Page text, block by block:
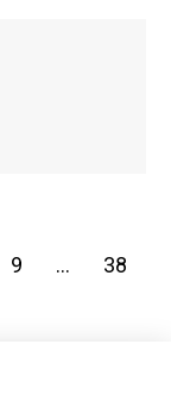
9 …
38